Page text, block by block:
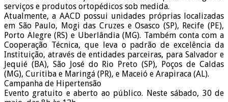
serviços e produtos ortopédicos sob medida.
Atualmente, a AACD possui unidades próprias localizadas
em São Paulo, Mogi das Cruzes e Osasco (SP), Recife (PE),
Porto Alegre (RS) e Uberlândia (MG). Também conta com a
Cooperação Técnica, que leva o padrão de excelência da
Instituição, através de entidades parceiras, para Salvador e
Jequié (BA), São José do Rio Preto (SP), Poços de Caldas
(MG), Curitiba e Maringá (PR), e Maceió e Arapiraca (AL).
Campanha de Hipertensão
Evento gratuito e aberto ao público. Neste sábado, 30 de